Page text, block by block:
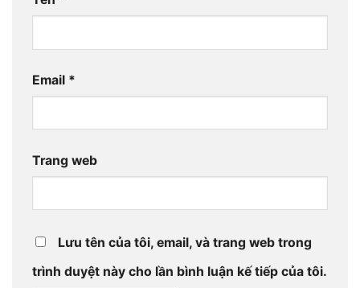
Email *
Trang web
Lưu tên của tôi, email, và trang web trong
trình duyệt này cho lần bình luận kế tiếp của tôi.